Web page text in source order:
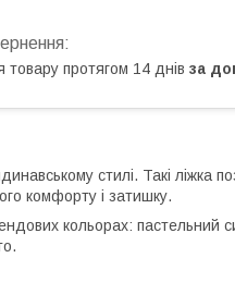
товару протягом 14 днів за
стилі. Такі ліжка
комфорту і затишку.
кольорах: пастельний